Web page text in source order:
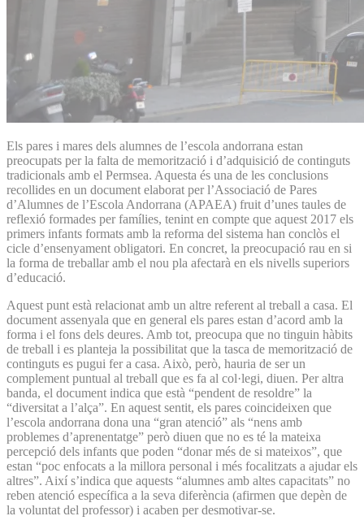
Els pares i mares dels alumnes de l’escola andorrana estan
preocupats per la falta de memorització i d’adquisició de continguts
tradicionals amb el Permsea. Aquesta és una de les conclusions
recollides en un document elaborat per l’Associació de Pares
d’Alumnes de l’Escola Andorrana (APAEA) fruit d’unes taules de
reflexió formades per famílies, tenint en compte que aquest 2017 els
primers infants formats amb la reforma del sistema han conclòs el
cicle d’ensenyament obligatori. En concret, la preocupació rau en si
la forma de treballar amb el nou pla afectarà en els nivells superiors
d’educació.
Aquest punt està relacionat amb un altre referent al treball a casa. El
document assenyala que en general els pares estan d’acord amb la
forma i el fons dels deures. Amb tot, preocupa que no tinguin hàbits
de treball i es planteja la possibilitat que la tasca de memorització de
continguts es pugui fer a casa. Això, però, hauria de ser un
complement puntual al treball que es fa al col·legi, diuen. Per altra
banda, el document indica que està “pendent de resoldre” la
“diversitat a l’alça”. En aquest sentit, els pares coincideixen que
l’escola andorrana dona una “gran atenció” als “nens amb
problemes d’aprenentatge” però diuen que no es té la mateixa
percepció dels infants que poden “donar més de si mateixos”, que
estan “poc enfocats a la millora personal i més focalitzats a ajudar els
altres”. Així s’indica que aquests “alumnes amb altes capacitats” no
reben atenció específica a la seva diferència (afirmen que depèn de
la voluntat del professor) i acaben per desmotivar-se.